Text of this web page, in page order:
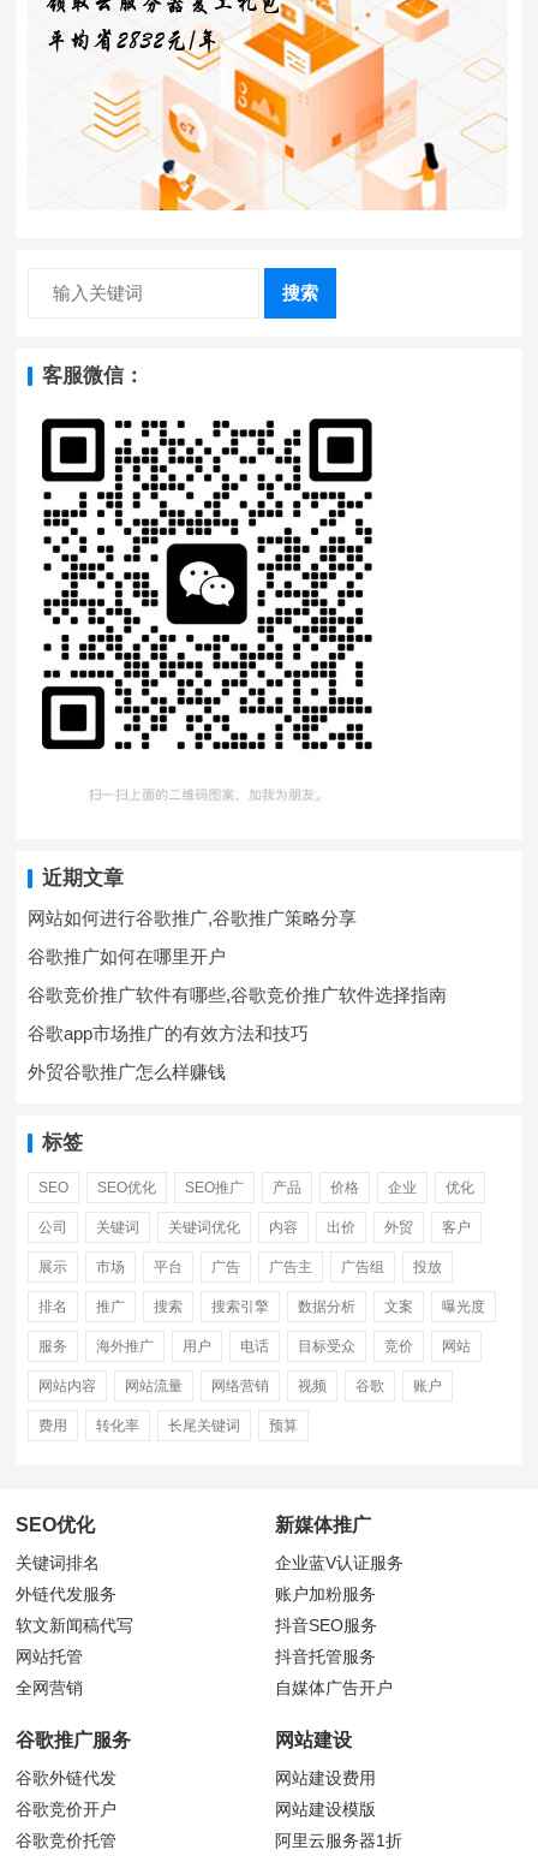
搜索
客服微信：
近期文章
网站如何进行谷歌推广,谷歌推广策略分享
谷歌推广如何在哪里开户
谷歌竞价推广软件有哪些,谷歌竞价推广软件选择指南
谷歌app市场推广的有效方法和技巧
外贸谷歌推广怎么样赚钱
标签
SEO SEO优化 SEO推广 产品 价格 企业 优化
公司 关键词 关键词优化 内容 出价 外贸 客户
展示 市场 平台 广告 广告主 广告组 投放
排名 推广 搜索 搜索引擎 数据分析 文案 曝光度
服务 海外推广 用户 电话 目标受众 竞价 网站
网站内容 网站流量 网络营销 视频 谷歌 账户
费用 转化率 长尾关键词 预算
SEO优化
关键词排名
外链代发服务
软文新闻稿代写
网站托管
全网营销
新媒体推广
企业蓝V认证服务
账户加粉服务
抖音SEO服务
抖音托管服务
自媒体广告开户
谷歌推广服务
谷歌外链代发
谷歌竞价开户
谷歌竞价托管
网站建设
网站建设费用
网站建设模版
阿里云服务器1折